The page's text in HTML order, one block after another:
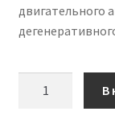
двигательного
В